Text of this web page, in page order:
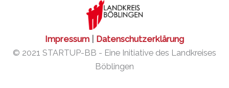
Impressum
Datenschutzerklärung
© 2021 STARTUP-BB - Eine Initiative des Landkreises
Böblingen